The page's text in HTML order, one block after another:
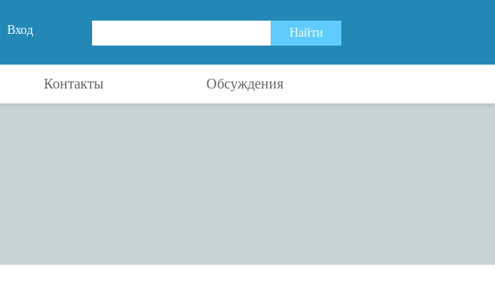
Вход
Контакты Обсуждения